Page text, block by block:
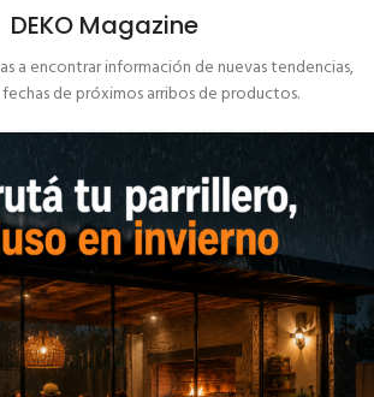
DEKO Magazine
a encontrar información de nuevas tendencias,
de próximos arribos de productos.